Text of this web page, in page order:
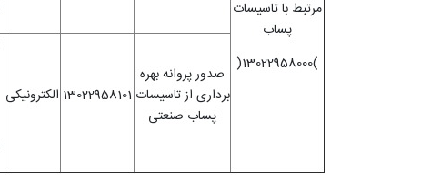
مرتبط با تاسیسات
پساب
)13022958000(
الکترونیکی 13022958101
صدور پروانه بهره
برداری از تاسیسات
پساب صنعتی